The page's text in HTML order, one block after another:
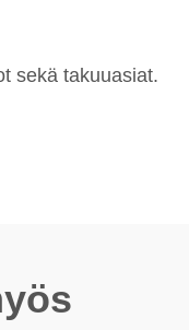
sekä takuuasiat.